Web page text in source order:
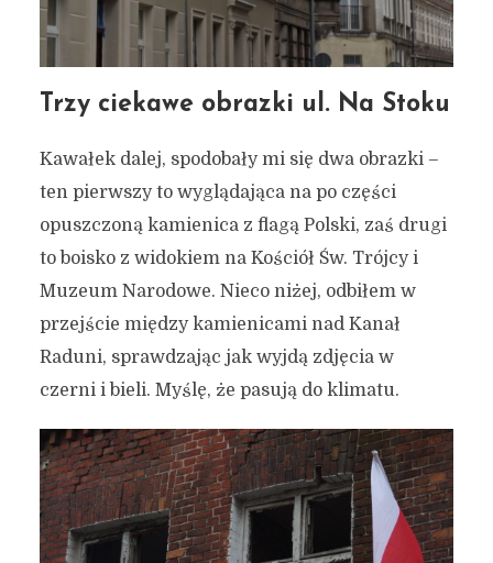
Trzy ciekawe obrazki ul. Na Stoku
Kawałek dalej, spodobały mi się dwa obrazki –
ten pierwszy to wyglądająca na po części
opuszczoną kamienica z flagą Polski, zaś drugi
to boisko z widokiem na Kościół Św. Trójcy i
Muzeum Narodowe. Nieco niżej, odbiłem w
przejście między kamienicami nad Kanał
Raduni, sprawdzając jak wyjdą zdjęcia w
czerni i bieli. Myślę, że pasują do klimatu.